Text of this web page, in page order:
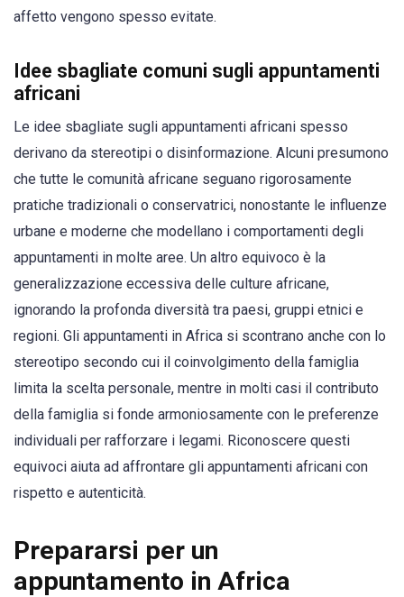
affetto vengono spesso evitate.
Idee sbagliate comuni sugli appuntamenti
africani
Le idee sbagliate sugli appuntamenti africani spesso
derivano da stereotipi o disinformazione. Alcuni presumono
che tutte le comunità africane seguano rigorosamente
pratiche tradizionali o conservatrici, nonostante le influenze
urbane e moderne che modellano i comportamenti degli
appuntamenti in molte aree. Un altro equivoco è la
generalizzazione eccessiva delle culture africane,
ignorando la profonda diversità tra paesi, gruppi etnici e
regioni. Gli appuntamenti in Africa si scontrano anche con lo
stereotipo secondo cui il coinvolgimento della famiglia
limita la scelta personale, mentre in molti casi il contributo
della famiglia si fonde armoniosamente con le preferenze
individuali per rafforzare i legami. Riconoscere questi
equivoci aiuta ad affrontare gli appuntamenti africani con
rispetto e autenticità.
Prepararsi per un
appuntamento in Africa